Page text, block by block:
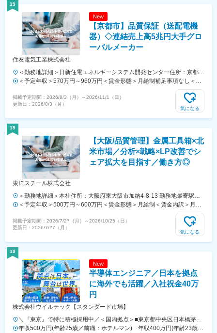
19
New
【京都市】品質保証（送配電機
器）◇連結売上高5兆円大手グロ
ーバルメーカー
住友電気工業株式会社
＜勤務地詳細＞日新住電エネルギーシステム開発センター住所：京都府
京都市右京区梅津高畝町47番地 勤務地最寄駅：阪急京都線／西院駅受
動喫煙対策：屋内全面禁煙変更の範囲：当社国内外各事業所(関連会社
及び関係する諸団体含む)
＜予定年収＞570万円～960万円＜賃金形態＞月給制補足事項なし＜賃
金内訳＞月額（基本給）：306,000円～505,000円＜月給＞306,000円
～505,000円＜昇給有無＞有＜残業手当＞有＜給与補足＞※経験・能力
等を考慮の上、当社規定により決定します。■昇給：年1回（4月）■賞
掲載予定期間： 2026/8/3（月） ～2026/11/1（日）
更新日： 2026/8/3（月）
気になる
19
【大阪/品質管理】金属工具箱×北
米市場／分析×戦略×LP改善でシ
ェア拡大を目指す／働き方◎
東洋スチール株式会社
＜勤務地詳細＞本社住所：大阪府東大阪市加納4-8-13 勤務地最寄駅：
JR学研都市・近鉄けいはんな線／住道・吉田駅受動喫煙対策：屋内全
＜予定年収＞500万円～600万円＜賃金形態＞月給制＜賃金内訳＞月額
（基本給）：295,000円～353,000円＜月給＞295,000円～353,000円＜
昇給有無＞有＜残業手当＞有＜給与補足＞■昇給：年1回■賞与：年2回
（夏・冬）■決算賞与：年1回賃金はあくまでも目安の金額であり、選
掲載予定期間： 2026/7/27（月） ～2026/10/25（日）
更新日： 2026/7/27（月）
気になる
19
New
半導体エンジニア／日本を拠点
に海外でも活躍／入社祝金40万
円
株式会社ウイルテック【スタンダード市場】
＼『東京』で特に積極採用中／＜国内拠点＞■東京都中央区日本橋茅場
町■大阪府大阪市淀川区■愛知県名古屋市中村区■広島県広島市東区■熊
年収500万円(年齢25歳／前職：ホテルマン) 年収400万円(年齢23歳／